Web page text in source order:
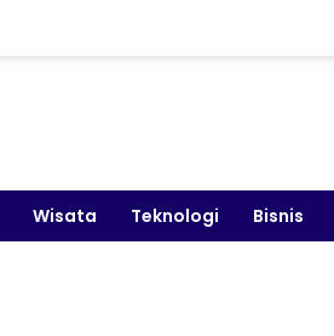
Wisata Teknologi Bisnis